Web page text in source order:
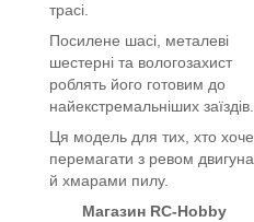
трасі.
Посилене шасі, металеві
шестерні та вологозахист
роблять його готовим до
найекстремальніших заїздів.
Ця модель для тих, хто хоче
перемагати з ревом двигуна
й хмарами пилу.
Магазин RC-Hobby